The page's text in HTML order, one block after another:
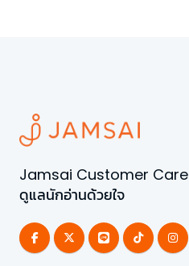
Jamsai Customer Care
ดูแลนักอ่านด้วยใจ